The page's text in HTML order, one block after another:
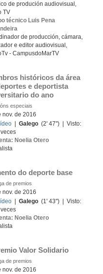
de produción audiovisual,
TV
técnico Luis Pena
de producción, cámara,
e editor audiovisual,
- CampusdoMarTV
históricos da área
e deportista
do ano
especiais
nov. de 2016
|Galego (2' 47'') | Visto:
veces
Noelia Otero
do deporte base
de premios
nov. de 2016
|Galego (1' 43'') | Visto:
veces
Noelia Otero
Valor Solidario
de premios
nov. de 2016